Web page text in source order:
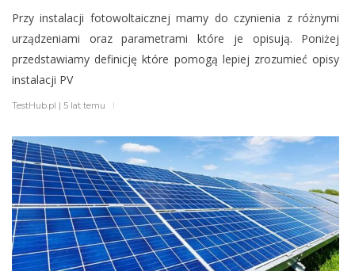
Przy instalacji fotowoltaicznej mamy do czynienia z różnymi
urządzeniami oraz parametrami które je opisują. Poniżej
przedstawiamy definicję które pomogą lepiej zrozumieć opisy
instalacji PV
TestHub.pl | 5 lat temu